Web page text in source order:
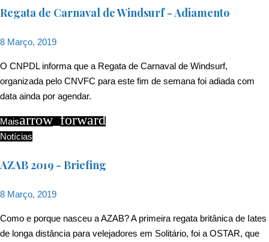
8
de
Março,
2019
Regata de Carnaval de Windsurf - Adiamento
8 Março, 2019
O CNPDL informa que a Regata de Carnaval de Windsurf,
organizada pelo CNVFC para este fim de semana foi adiada com
data ainda por agendar.
Maisarrow_forward
Notícias
AZAB 2019 - Briefing
8 Março, 2019
Como e porque nasceu a AZAB? A primeira regata britânica de Iates
de longa distância para velejadores em Solitário, foi a OSTAR, que